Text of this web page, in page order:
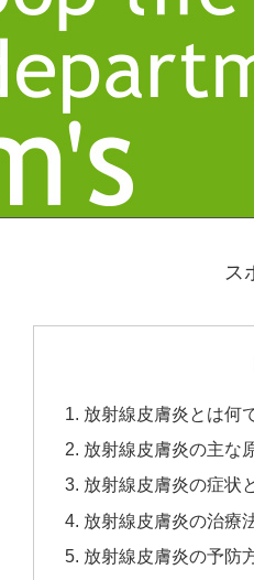
ス
放射線皮膚炎とは何
放射線皮膚炎の主な
放射線皮膚炎の症状
放射線皮膚炎の治療
放射線皮膚炎の予防